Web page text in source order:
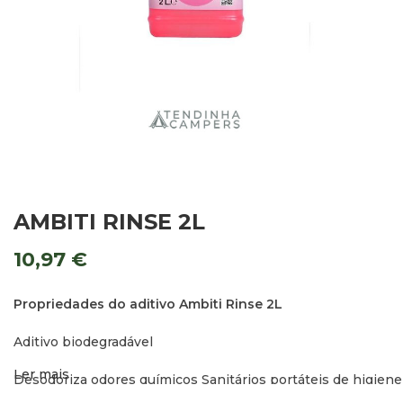
AMBITI RINSE 2L
10,97 €
Propriedades do aditivo Ambiti Rinse 2L
Aditivo biodegradável
Desodoriza odores químicos Sanitários portáteis de higiene
Ler mais